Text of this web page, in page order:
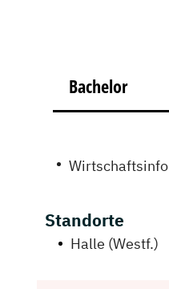
Bachelor
Standorte
Halle (Westf.)